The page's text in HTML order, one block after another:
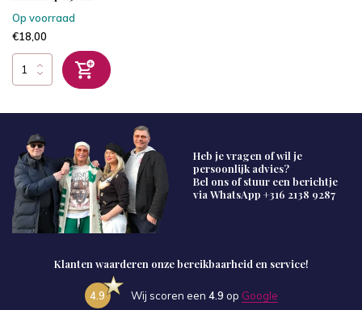
Op voorraad
€18,00
Heb je vragen of wil je
persoonlijk advies?
Bel ons of stuur een berichtje
via WhatsApp +316 2138 9287
Klanten waarderen onze bereikbaarheid en service!
4.9 Wij scoren een 4.9 op Google